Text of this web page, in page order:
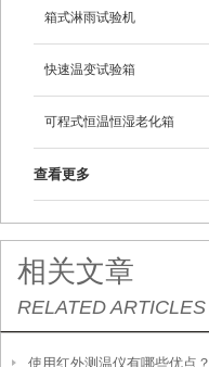
箱式淋雨试验机
快速温变试验箱
可程式恒温恒湿老化箱
查看更多
相关文章
RELATED ARTICLES
使用红外测温仪有哪些优点？